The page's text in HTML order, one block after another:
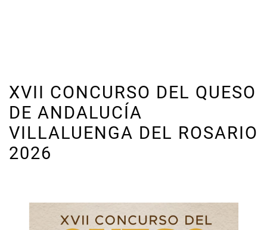
XVII CONCURSO DEL QUESO
DE ANDALUCÍA
VILLALUENGA DEL ROSARIO
2026